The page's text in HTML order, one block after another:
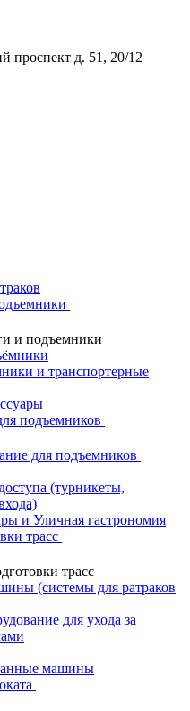
проспект д. 51, 20/12
и подъемники
и транспортерные
подъемников
для подъемников
(турникеты,
и Уличная гастрономия
трасс
трасс
(системы для ратраков
для ухода за
машины